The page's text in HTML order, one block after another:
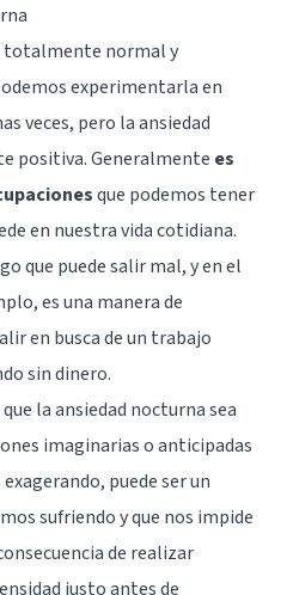
totalmente normal y
experimentarla en
veces, pero la ansiedad
positiva. Generalmente es
que podemos tener
en nuestra vida cotidiana.
que puede salir mal, y en el
es una manera de
en busca de un trabajo
sin dinero.
la ansiedad nocturna sea
imaginarias o anticipadas
puede ser un
sufriendo y que nos impide
de realizar
justo antes de